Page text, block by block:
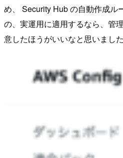
め、 Security Hub の自動作成ル
の、実運用に適用するなら、管
意したほうがいいなと思いました